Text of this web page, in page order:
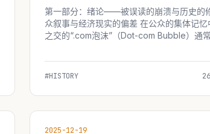
第一部分：绪论——被误读的崩溃与历史的
众叙事与经济现实的偏差 在公众的集体记忆
之交的“.com泡沫”（Dot-com Bubble）通
时期的标志性符号—&md...
#HISTORY
2025-12-19